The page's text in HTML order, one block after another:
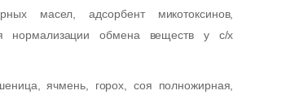
масел, адсорбент микотоксинов,
нормализации обмена веществ у с/х
ячмень, горох, соя полножирная,